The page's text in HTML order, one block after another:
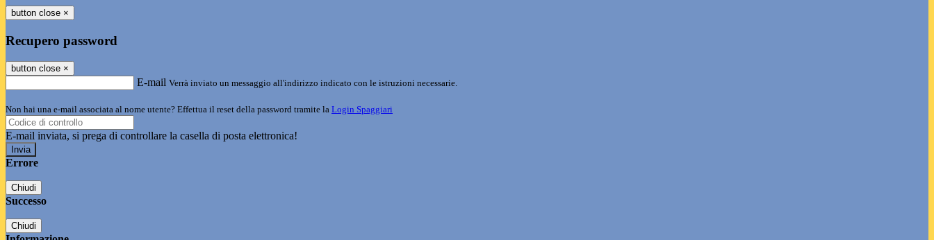
button close ×
Recupero password
button close ×
E-mail Verrà inviato un messaggio all'indirizzo indicato con le istruzioni necessarie.
Non hai una e-mail associata al nome utente? Effettua il reset della password tramite la Login Spaggiari
E-mail inviata, si prega di controllare la casella di posta elettronica!
Errore
Chiudi
Successo
Chiudi